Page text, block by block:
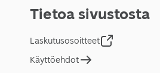
Tietoa sivustosta
Laskutusosoitteet
Käyttöehdot